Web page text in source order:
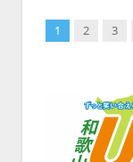
1 2 3